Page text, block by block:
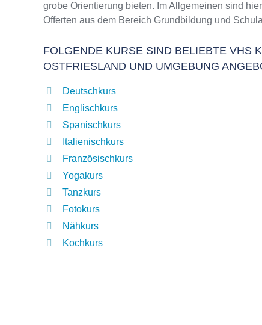
grobe Orientierung bieten. Im Allgemeinen sind
Offerten aus dem Bereich Grundbildung und
FOLGENDE KURSE SIND BELIEBTE VHS
OSTFRIESLAND UND UMGEBUNG
Deutschkurs
Englischkurs
Spanischkurs
Italienischkurs
Französischkurs
Yogakurs
Tanzkurs
Fotokurs
Nähkurs
Kochkurs